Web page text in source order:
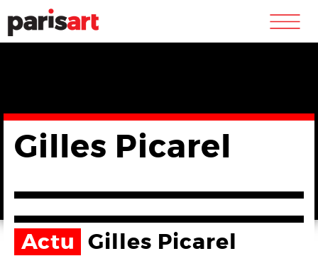
m
Gilles Picarel
Actu Gilles Picarel